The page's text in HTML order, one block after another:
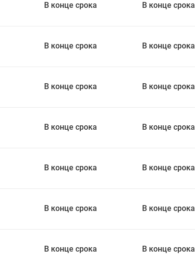
В конце срока В конце срока
В конце срока В конце срока
В конце срока В конце срока
В конце срока В конце срока
В конце срока В конце срока
В конце срока В конце срока
В конце срока В конце срока